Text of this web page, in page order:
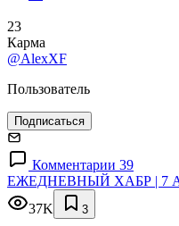
23
Карма
@AlexXF
Пользователь
Подписаться
Комментарии 39
ЕЖЕДНЕВНЫЙ ХАБР | 7
37K
3